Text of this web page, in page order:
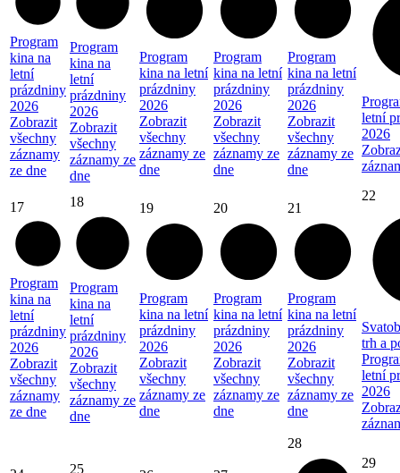
Program
kina na
letní
prázdniny
2026
Zobrazit
všechny
záznamy
ze dne
Program
kina na
letní
prázdniny
2026
Zobrazit
všechny
záznamy ze
dne
Program
kina na letní
prázdniny
2026
Zobrazit
všechny
záznamy ze
dne
Program
kina na letní
prázdniny
2026
Zobrazit
všechny
záznamy ze
dne
Program
kina na letní
prázdniny
2026
Zobrazit
všechny
záznamy ze
dne
letní
2026
17
Program
kina na
letní
prázdniny
2026
Zobrazit
všechny
záznamy
ze dne
18
Program
kina na
letní
prázdniny
2026
Zobrazit
všechny
záznamy ze
dne
19
Program
kina na letní
prázdniny
2026
Zobrazit
všechny
záznamy ze
dne
20
Program
kina na letní
prázdniny
2026
Zobrazit
všechny
záznamy ze
dne
21
Program
kina na letní
prázdniny
2026
Zobrazit
všechny
záznamy ze
dne
22
trh a
letní
2026
25
28
29